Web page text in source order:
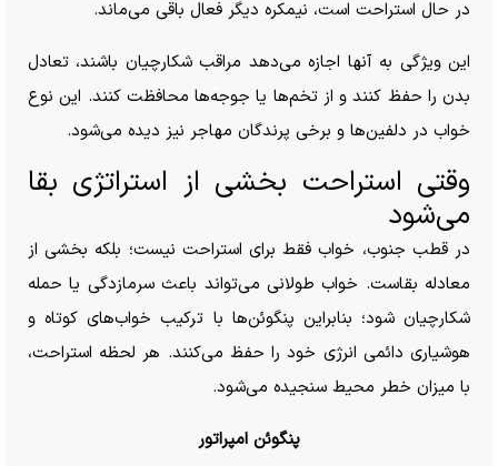
در حال استراحت است، نیمکره دیگر فعال باقی می‌ماند.
این ویژگی به آنها اجازه می‌دهد مراقب شکارچیان باشند، تعادل
بدن را حفظ کنند و از تخم‌ها یا جوجه‌ها محافظت کنند. این نوع
خواب در دلفین‌ها و برخی پرندگان مهاجر نیز دیده می‌شود.
وقتی استراحت بخشی از استراتژی بقا
می‌شود
در قطب جنوب، خواب فقط برای استراحت نیست؛ بلکه بخشی از
معادله بقاست. خواب طولانی می‌تواند باعث سرمازدگی یا حمله
شکارچیان شود؛ بنابراین پنگوئن‌ها با ترکیب خواب‌های کوتاه و
هوشیاری دائمی انرژی خود را حفظ می‌کنند. هر لحظه استراحت،
با میزان خطر محیط سنجیده می‌شود.
پنگوئن امپراتور